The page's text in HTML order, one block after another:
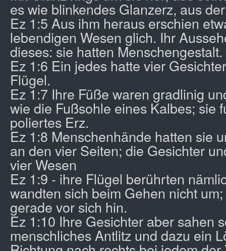
es wie blinkendes Glanzerz, aus
Ez 1:5 Aus ihm heraus erschien
lebendigen Wesen glich. Ihr
dieses: sie hatten Menschengestalt.
Ez 1:6 Ein jedes hatte vier
Flügel.
Ez 1:7 Ihre Füße waren gradlinig
wie die Fußsohle eines Kalbes; sie
poliertes Erz.
Ez 1:8 Menschenhände hatten sie
an den vier Seiten; die Gesichter
vier Wesen
Ez 1:9 - ihre Flügel berührten
wandten sich beim Gehen nicht
gerade vor sich hin.
Ez 1:10 Ihre Gesichter aber sahen
menschliches Antlitz und dazu ein